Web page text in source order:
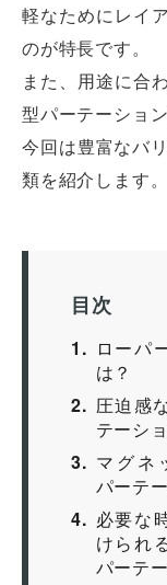
軽なためにレイ
のが特長です。
また、用途に合
型パーテーショ
今回は豊富なバ
類を紹介します。
目次
1
ローパ
は？
2
圧迫感
テーシ
3
マグネ
パーテ
4
必要な
けられ
パーテ